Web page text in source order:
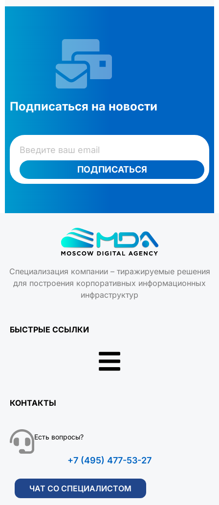
Подписаться на новости
ПОДПИСАТЬСЯ
Специализация компании – тиражируемые решения
для построения корпоративных информационных
инфраструктур
БЫСТРЫЕ ССЫЛКИ
КОНТАКТЫ
Есть вопросы?
+7 (495) 477-53-27
ЧАТ СО СПЕЦИАЛИСТОМ